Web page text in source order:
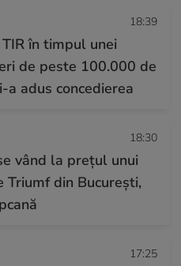
18:39
în timpul unei
de peste 100.000 de
a adus concedierea
18:30
vând la prețul unui
din București,
17:25